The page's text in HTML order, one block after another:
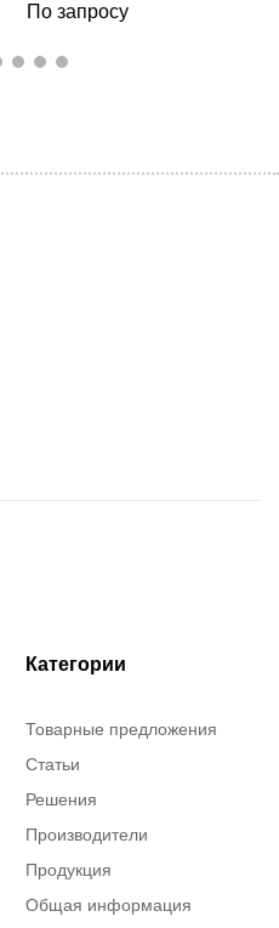
По запросу
Категории
Товарные предложения
Статьи
Решения
Производители
Продукция
Общая информация